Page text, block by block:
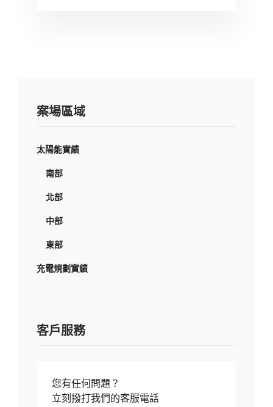
案場區域
太陽能實績
南部
北部
中部
東部
充電規劃實績
客戶服務
您有任何問題？
立刻撥打我們的客服電話